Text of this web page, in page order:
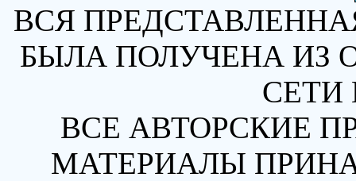
ВСЯ
БЫЛА ПОЛУЧЕНА ИЗ
СЕТИ
ВСЕ АВТОРСКИЕ
МАТЕРИАЛЫ